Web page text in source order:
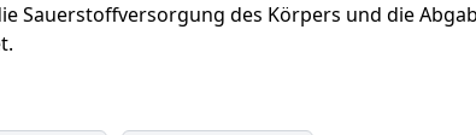
Sauerstoffversorgung des Körpers und die